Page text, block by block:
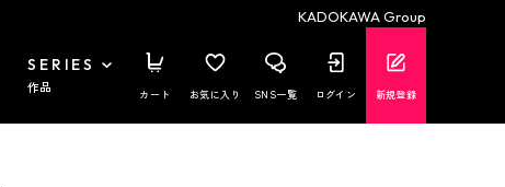
KADOKAWA Group
SERIES
作品 カート お気に入り SNS一覧 ログイン 新規登録